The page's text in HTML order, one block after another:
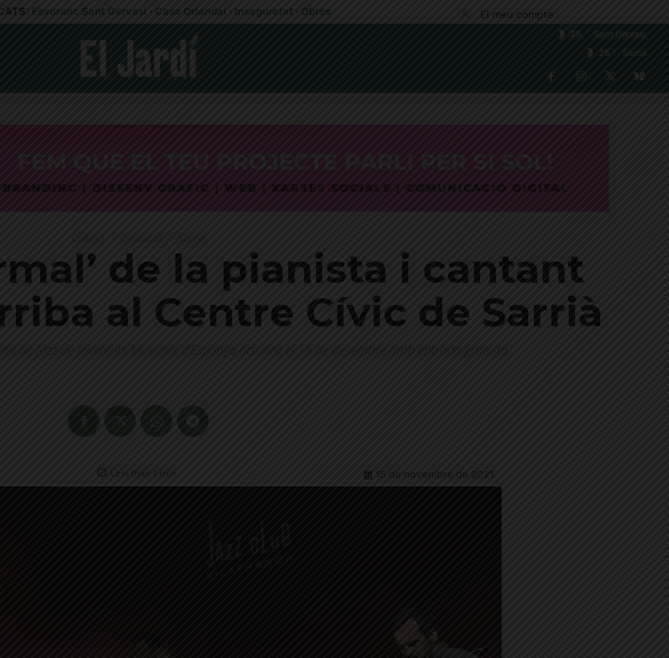
Esvoranc Sant Gervasi · Casa Orlandai · Inseguretat · Obres El meu compte
25
Sant Gervasi
25
Sarrià
Destacat
de la pianista i cantant
al Centre Cívic de Sarrià
de Jazz de Joventuts Musicals d'Espanya actuarà el 16 de desembre amb entrada gratuïta
Less than 1 min. 15 de novembre de 2021